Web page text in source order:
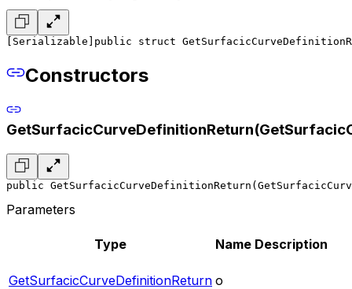
[Serializable] public struct
Constructors
public
Parameters
Type Name Description
GetSurfacicCurveDefinitionReturn o